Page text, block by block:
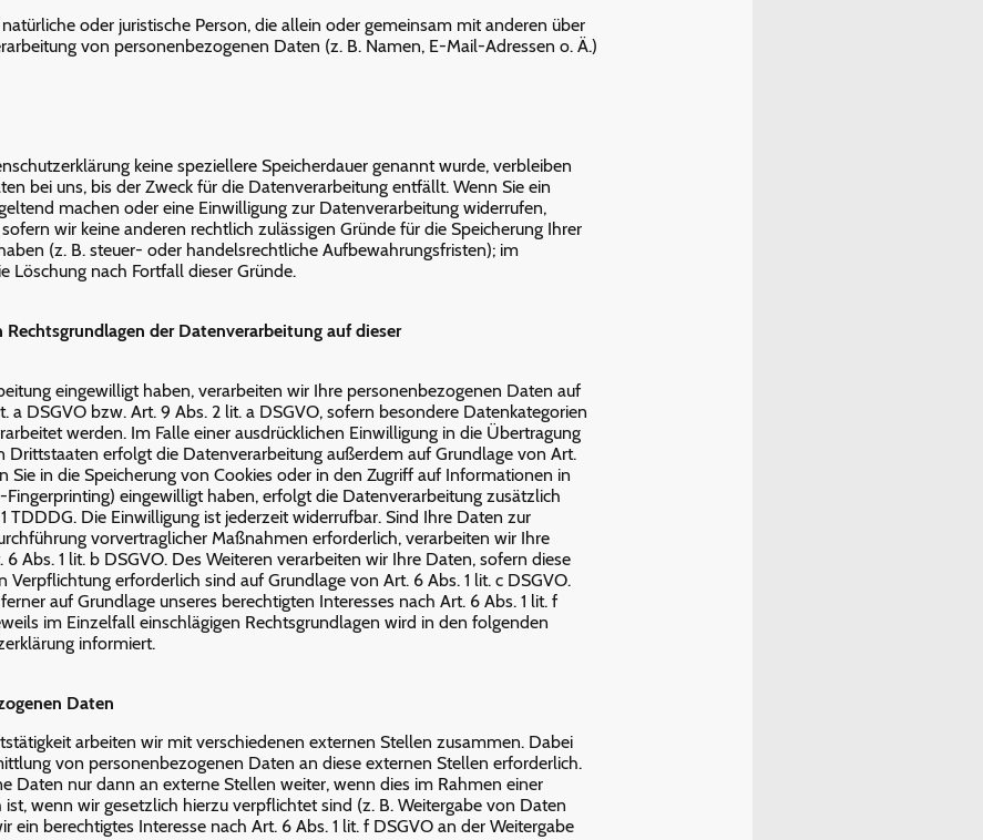
oder juristische Person, die allein oder gemeinsam mit anderen über
von personenbezogenen Daten (z. B. Namen, E-Mail-Adressen o. Ä.)
keine speziellere Speicherdauer genannt wurde, verbleiben
bei uns, bis der Zweck für die Datenverarbeitung entfällt. Wenn Sie ein
machen oder eine Einwilligung zur Datenverarbeitung widerrufen,
wir keine anderen rechtlich zulässigen Gründe für die Speicherung Ihrer
(z. B. steuer- oder handelsrechtliche Aufbewahrungsfristen); im
Löschung nach Fortfall dieser Gründe.
der Datenverarbeitung auf dieser
eingewilligt haben, verarbeiten wir Ihre personenbezogenen Daten auf
a DSGVO bzw. Art. 9 Abs. 2 lit. a DSGVO, sofern besondere Datenkategorien
werden. Im Falle einer ausdrücklichen Einwilligung in die Übertragung
Drittstaaten erfolgt die Datenverarbeitung außerdem auf Grundlage von Art.
Sie in die Speicherung von Cookies oder in den Zugriff auf Informationen in
Fingerprinting) eingewilligt haben, erfolgt die Datenverarbeitung zusätzlich
TDDDG. Die Einwilligung ist jederzeit widerrufbar. Sind Ihre Daten zur
vorvertraglicher Maßnahmen erforderlich, verarbeiten wir Ihre
Abs. 1 lit. b DSGVO. Des Weiteren verarbeiten wir Ihre Daten, sofern diese
Verpflichtung erforderlich sind auf Grundlage von Art. 6 Abs. 1 lit. c DSGVO.
auf Grundlage unseres berechtigten Interesses nach Art. 6 Abs. 1 lit. f
im Einzelfall einschlägigen Rechtsgrundlagen wird in den folgenden
informiert.
Daten
arbeiten wir mit verschiedenen externen Stellen zusammen. Dabei
von personenbezogenen Daten an diese externen Stellen erforderlich.
Daten nur dann an externe Stellen weiter, wenn dies im Rahmen einer
wenn wir gesetzlich hierzu verpflichtet sind (z. B. Weitergabe von Daten
ein berechtigtes Interesse nach Art. 6 Abs. 1 lit. f DSGVO an der Weitergabe